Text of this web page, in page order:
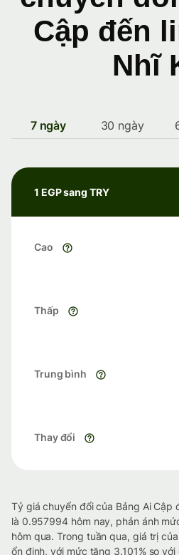
Cập đến
Nhĩ
7 ngày 30 ngày
1 EGP sang TRY
Cao
Thấp
Trung bình
Thay đổi
Tỷ giá chuyển đổi của Bảng Ai Cập
là 0.957994 hôm nay, phản ánh
hôm qua. Trong tuần qua, giá trị
ổn định, với mức tăng 3.101% so